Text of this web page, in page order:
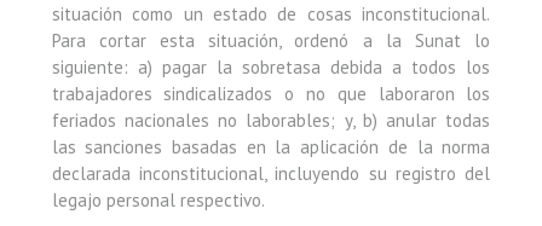
situación como un estado de cosas inconstitucional.
Para cortar esta situación, ordenó a la Sunat lo
siguiente: a) pagar la sobretasa debida a todos los
trabajadores sindicalizados o no que laboraron los
feriados nacionales no laborables; y, b) anular todas
las sanciones basadas en la aplicación de la norma
declarada inconstitucional, incluyendo su registro del
legajo personal respectivo.